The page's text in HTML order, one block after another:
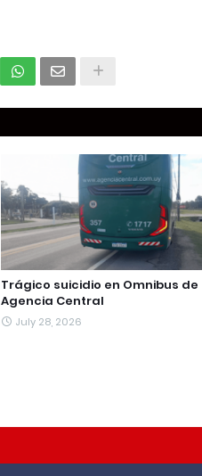
Trágico suicidio en Omnibus de
Agencia Central
July 28, 2026